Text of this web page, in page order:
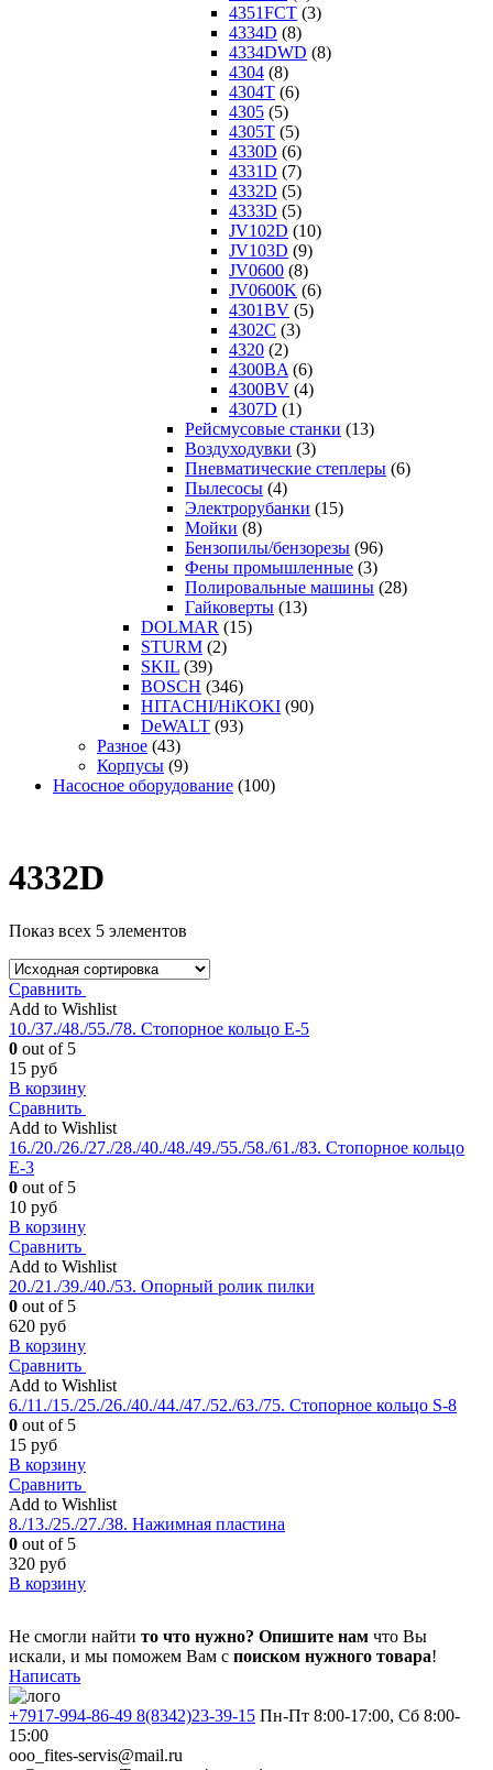
4351FCT (3)
4334D (8)
4334DWD (8)
4304 (8)
4304T (6)
4305 (5)
4305T (5)
4330D (6)
4331D (7)
4332D (5)
4333D (5)
JV102D (10)
JV103D (9)
JV0600 (8)
JV0600K (6)
4301BV (5)
4302C (3)
4320 (2)
4300BA (6)
4300BV (4)
4307D (1)
Рейсмусовые станки (13)
Воздуходувки (3)
Пневматические степлеры (6)
Пылесосы (4)
Электрорубанки (15)
Мойки (8)
Бензопилы/бензорезы (96)
Фены промышленные (3)
Полировальные машины (28)
Гайковерты (13)
DOLMAR (15)
STURM (2)
SKIL (39)
BOSCH (346)
HITACHI/HiKOKI (90)
DeWALT (93)
Разное (43)
Корпусы (9)
Насосное оборудование (100)
4332D
Показ всех 5 элементов
Сравнить
Add to Wishlist
10./37./48./55./78. Стопорное кольцо Е-5
0 out of 5
15 руб
В корзину
Сравнить
Add to Wishlist
16./20./26./27./28./40./48./49./55./58./61./83. Стопорное кольцо
Е-3
0 out of 5
10 руб
В корзину
Сравнить
Add to Wishlist
20./21./39./40./53. Опорный ролик пилки
0 out of 5
620 руб
В корзину
Сравнить
Add to Wishlist
6./11./15./25./26./40./44./47./52./63./75. Стопорное кольцо S-8
0 out of 5
15 руб
В корзину
Сравнить
Add to Wishlist
8./13./25./27./38. Нажимная пластина
0 out of 5
320 руб
В корзину
Не смогли найти то что нужно? Опишите нам что Вы
искали, и мы поможем Вам с поиском нужного товара!
Написать
+7917-994-86-49 8(8342)23-39-15 Пн-Пт 8:00-17:00, Сб 8:00-
15:00
ooo_fites-servis@mail.ru